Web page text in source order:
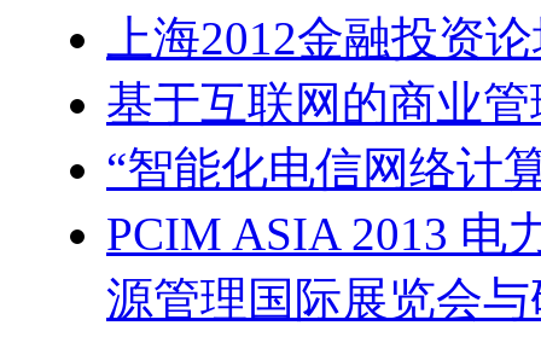
上海2012金融投资
基于互联网的商业
“智能化电信网络计
PCIM ASIA 2013 电
源管理国际展览会